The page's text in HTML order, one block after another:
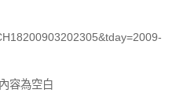
容為空白